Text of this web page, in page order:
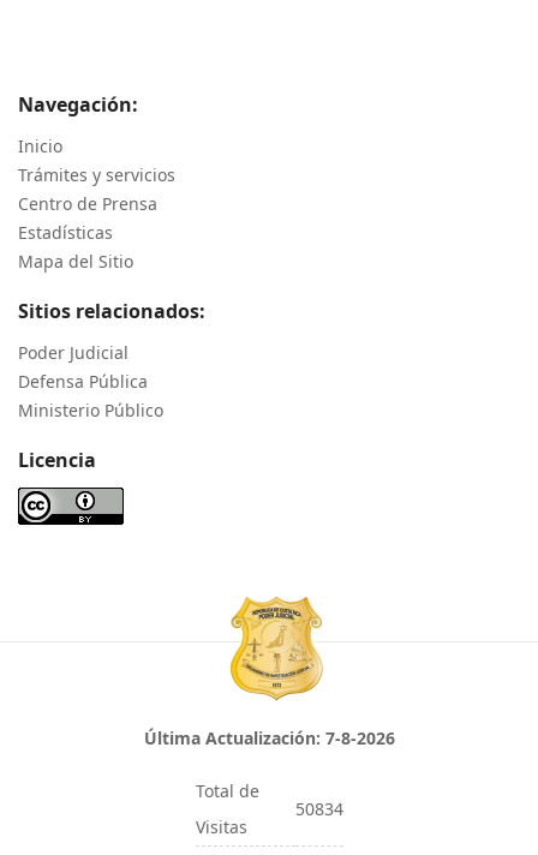
Navegación:
Inicio
Trámites y servicios
Centro de Prensa
Estadísticas
Mapa del Sitio
Sitios relacionados:
Poder Judicial
Defensa Pública
Ministerio Público
Licencia
Última Actualización: 7-8-2026
Total de
Visitas
50834